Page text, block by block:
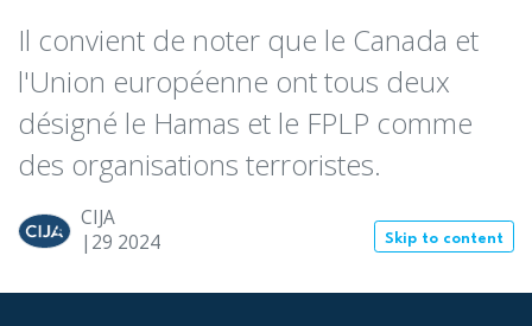
Il convient de noter que le Canada et
l'Union européenne ont tous deux
désigné le Hamas et le FPLP comme
des organisations terroristes.
CIJA
|29 2024 Skip to content